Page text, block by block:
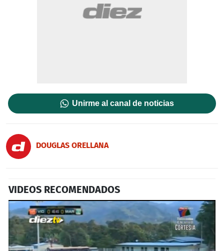
Unirme al canal de noticias
DOUGLAS ORELLANA
VIDEOS RECOMENDADOS